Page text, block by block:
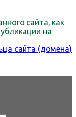
сайта, как
на
сайта (домена)